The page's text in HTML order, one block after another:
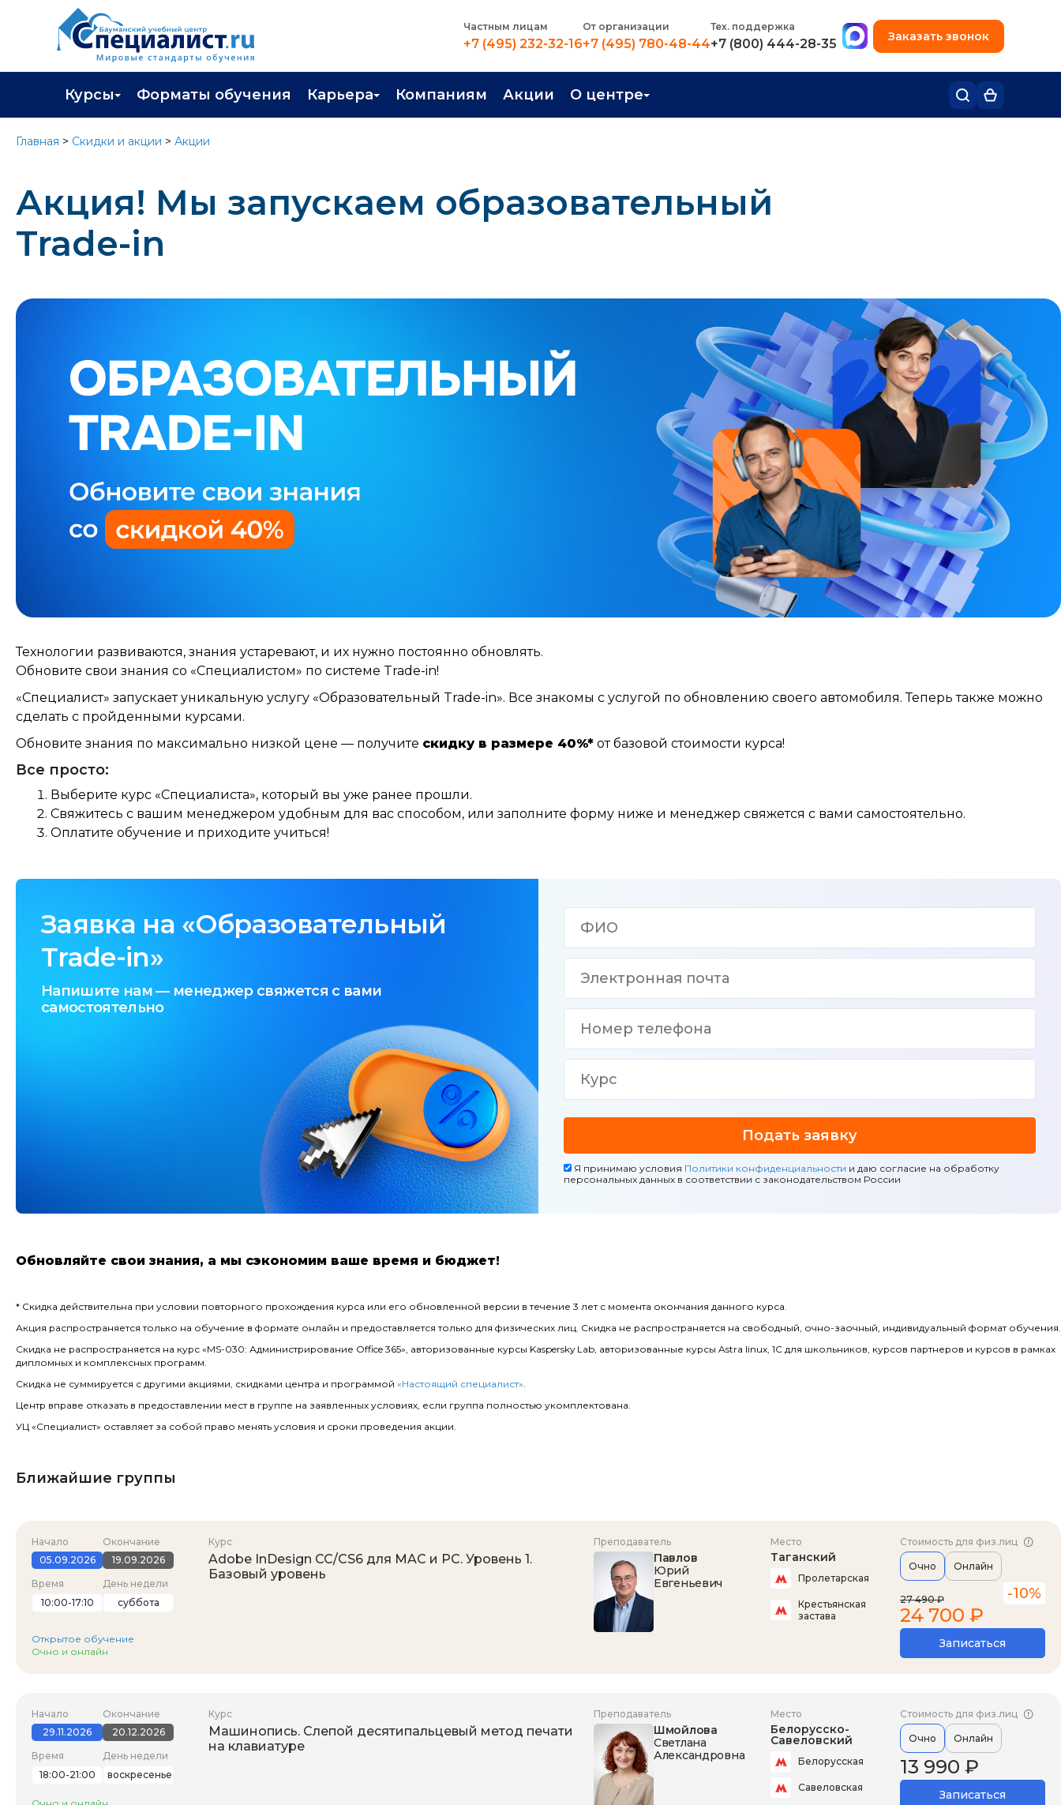
Частным лицам
+7 (495) 232-32-16
От организации
+7 (495) 780-48-44
Тех. поддержка
+7 (800) 444-28-35
+7 (495) 780-48-49
Заказать звонок
Курсы
Каталог курсов
Профессиональная переподготовка
Экзамены вендоров
Программа лояльности
Форматы обучения Карьера
Трудоустройство
Компаниям Акции О центре
О центре
Главная > Скидки и акции > Акции
Акция! Мы запускаем образовательный
Trade-in
Технологии развиваются, знания устаревают, и их нужно постоянно обновлять.
Обновите свои знания со «Специалистом» по системе Trade-in!
«Специалист» запускает уникальную услугу «Образовательный Trade-in». Все знакомы с услугой по обновлению своего автомобиля. Теперь также можно
сделать с пройденными курсами.
Обновите знания по максимально низкой цене — получите скидку в размере 40%* от базовой стоимости курса!
Все просто:
Выберите курс «Специалиста», который вы уже ранее прошли.
Свяжитесь с вашим менеджером удобным для вас способом, или заполните форму ниже и менеджер свяжется с вами самостоятельно.
Оплатите обучение и приходите учиться!
Заявка на «Образовательный
Trade-in»
Напишите нам — менеджер свяжется с вами
самостоятельно
Подать заявку
Я принимаю условия Политики конфиденциальности и даю согласие на обработку
персональных данных в соответствии с законодательством России
Обновляйте свои знания, а мы сэкономим ваше время и бюджет!
* Скидка действительна при условии повторного прохождения курса или его обновленной версии в течение 3 лет с момента окончания данного курса.
Акция распространяется только на обучение в формате онлайн и предоставляется только для физических лиц. Скидка не распространяется на свободный, очно-заочный, индивидуальный формат обучения.
Скидка не распространяется на курс «MS-030: Администрирование Office 365», авторизованные курсы Kaspersky Lab, авторизованные курсы Astra linux, 1С для школьников, курсов партнеров и курсов в рамках
дипломных и комплексных программ.
Скидка не суммируется с другими акциями, скидками центра и программой «Настоящий специалист».
Центр вправе отказать в предоставлении мест в группе на заявленных условиях, если группа полностью укомплектована.
УЦ «Специалист» оставляет за собой право менять условия и сроки проведения акции.
Ближайшие группы
Начало
05.09.2026
Окончание
19.09.2026
Время
10:00-17:10
День недели
суббота
Открытое обучение
Очно и онлайн
Курс
Adobe InDesign CC/CS6 для MAC и PC. Уровень 1.
Базовый уровень
Преподаватель
Павлов
Юрий
Евгеньевич
Место
Таганский
Пролетарская
Крестьянская
застава
Стоимость для физ.лиц
Очно Онлайн
27 490 ₽ -10%
24 700 ₽
Записаться
Начало
29.11.2026
Окончание
20.12.2026
Время
18:00-21:00
День недели
воскресенье
Курс
Машинопись. Слепой десятипальцевый метод печати
на клавиатуре
Преподаватель
Шмойлова
Светлана
Александровна
Место
Белорусско-
Савеловский
Белорусская
Савеловская
Стоимость для физ.лиц
Очно Онлайн
13 990 ₽
Записаться